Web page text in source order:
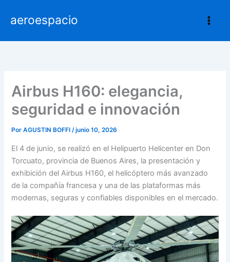
aeroespacio
Airbus H160: elegancia,
seguridad e innovación
PorAGUSTIN BOFFI/junio 10, 2026
El 4 de junio, se realizó en el Helipuerto Helicenter en Don
Torcuato, provincia de Buenos Aires, la presentación y
exhibición del Airbus H160, el helicóptero más avanzado
de la compañía francesa y una de las plataformas más
modernas, seguras y confiables disponibles en el mercado.